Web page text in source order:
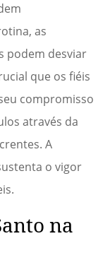
as
podem desviar
que os fiéis
compromisso
através da
A
o vigor
na